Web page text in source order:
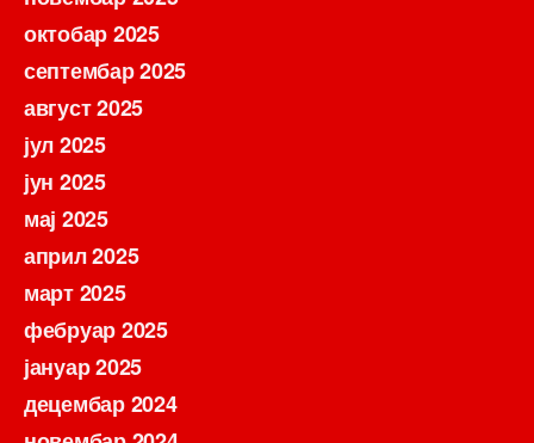
октобар 2025
септембар 2025
август 2025
јул 2025
јун 2025
мај 2025
април 2025
март 2025
фебруар 2025
јануар 2025
децембар 2024